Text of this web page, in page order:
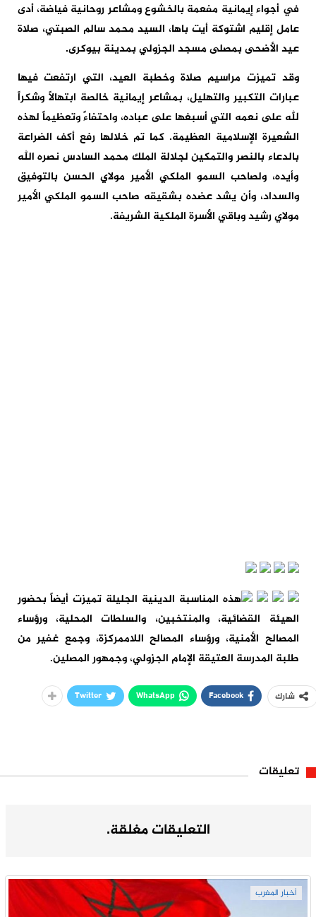
​في أجواء إيمانية مفعمة بالخشوع ومشاعر روحانية فياضة، أدى
عامل إقليم اشتوكة أيت باها، السيد محمد سالم الصبتي، صلاة
عيد الأضحى بمصلى مسجد الجزولي بمدينة بيوكرى.
​وقد تميزت مراسيم صلاة وخطبة العيد، التي ارتفعت فيها
عبارات التكبير والتهليل، بمشاعر إيمانية خالصة ابتهالاً وشكراً
لله على نعمه التي أسبغها على عباده، واحتفاءً وتعظيماً لهذه
الشعيرة الإسلامية العظيمة. كما تم خلالها رفع أكف الضراعة
بالدعاء بالنصر والتمكين لجلالة الملك محمد السادس نصره الله
وأيده، ولصاحب السمو الملكي الأمير مولاي الحسن بالتوفيق
والسداد، وأن يشد عضده بشقيقه صاحب السمو الملكي الأمير
مولاي رشيد وباقي الأسرة الملكية الشريفة.
هذه المناسبة الدينية الجليلة تميزت أيضاً بحضور
الهيئة القضائية، والمنتخبين، والسلطات المحلية، ورؤساء
المصالح الأمنية، ورؤساء المصالح اللاممركزة، وجمع غفير من
طلبة المدرسة العتيقة الإمام الجزولي، وجمهور المصلين.
شارك Facebook
WhatsApp
Twitter
تعليقات
التعليقات مغلقة.
أخبار المغرب